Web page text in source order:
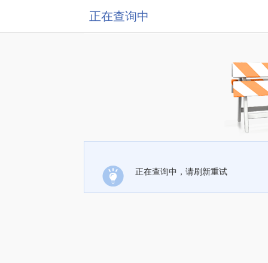
正在查询中
正在查询中，请刷新重试